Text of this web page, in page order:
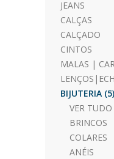
JEANS
CALÇAS
CALÇADO
CINTOS
MALAS |
BIJUTERIA (5)
VER TUDO
BRINCOS
COLARES
ANÉIS